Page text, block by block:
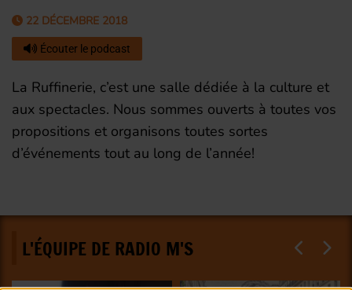
22 DÉCEMBRE 2018
Écouter le podcast
La Ruffinerie, c’est une salle dédiée à la culture et
aux spectacles. Nous sommes ouverts à toutes vos
propositions et organisons toutes sortes
d’événements tout au long de l’année!
L'ÉQUIPE DE RADIO M'S